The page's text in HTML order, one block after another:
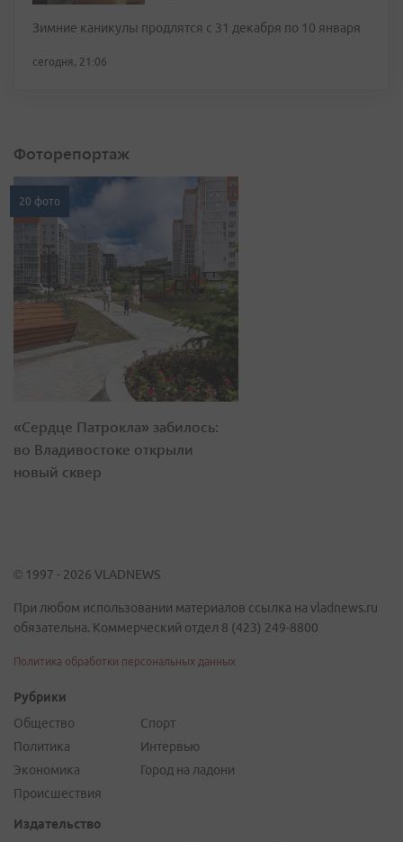
Зимние каникулы продлятся с 31 декабря по 10 января
сегодня, 21:06
Фоторепортаж
20 фото
«Сердце Патрокла» забилось:
во Владивостоке открыли
новый сквер
© 1997 - 2026 VLADNEWS
При любом использовании материалов ссылка на vladnews.ru
обязательна. Коммерческий отдел 8 (423) 249-8800
Политика обработки персональных данных
Рубрики
Общество
Политика
Экономика
Происшествия
Спорт
Интервью
Город на ладони
Издательство